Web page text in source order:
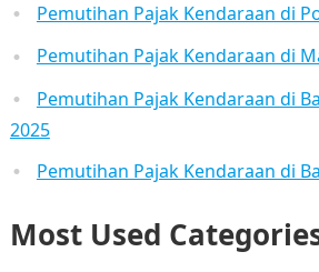
Pemutihan Pajak Kendaraan di
Pemutihan Pajak Kendaraan di
Pemutihan Pajak Kendaraan di
2025
Pemutihan Pajak Kendaraan di
Most Used